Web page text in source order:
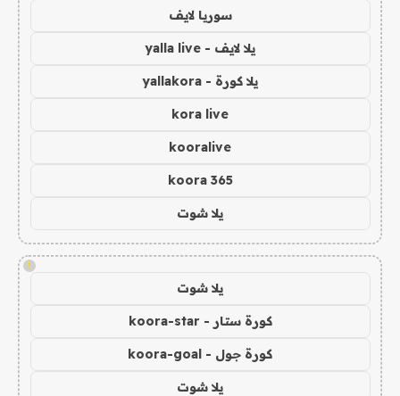
سوريا لايف
يلا لايف - yalla live
يلا كورة - yallakora
kora live
kooralive
koora 365
يلا شوت
!
يلا شوت
كورة ستار - koora-star
كورة جول - koora-goal
يلا شوت